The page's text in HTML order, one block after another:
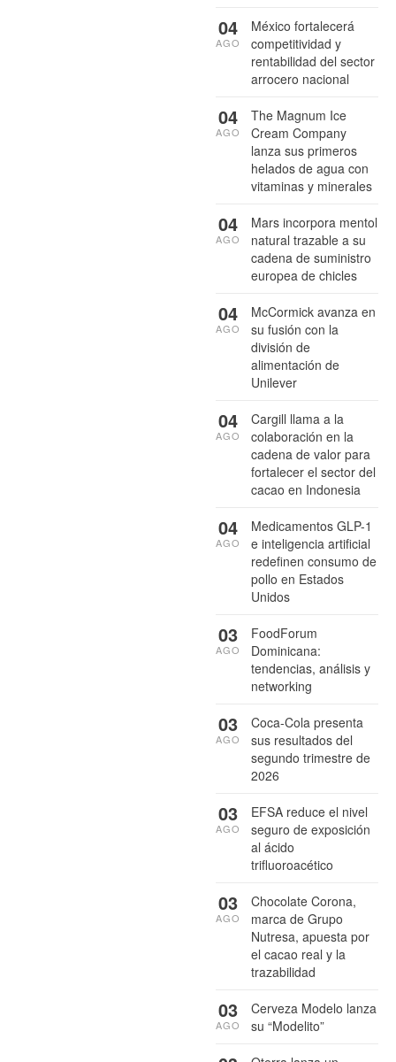
México fortalecerá
competitividad y
rentabilidad del sector
arrocero nacional
04
AGO
The Magnum Ice
Cream Company
lanza sus primeros
helados de agua con
vitaminas y minerales
04
AGO
Mars incorpora mentol
natural trazable a su
cadena de suministro
europea de chicles
04
AGO
McCormick avanza en
su fusión con la
división de
alimentación de
Unilever
04
AGO
Cargill llama a la
colaboración en la
cadena de valor para
fortalecer el sector del
cacao en Indonesia
04
AGO
Medicamentos GLP-1
e inteligencia artificial
redefinen consumo de
pollo en Estados
Unidos
04
AGO
FoodForum
Dominicana:
tendencias, análisis y
networking
03
AGO
Coca-Cola presenta
sus resultados del
segundo trimestre de
2026
03
AGO
EFSA reduce el nivel
seguro de exposición
al ácido
trifluoroacético
03
AGO
Chocolate Corona,
marca de Grupo
Nutresa, apuesta por
el cacao real y la
trazabilidad
03
AGO
Cerveza Modelo lanza
su “Modelito”
03
AGO